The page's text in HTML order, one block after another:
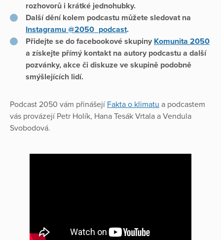
rozhovorů i krátké jednohubky.
Další dění kolem podcastu můžete sledovat na
Instagramu @2050_podcast.
Přidejte se do facebookové skupiny Komunita 2050
a získejte přímý kontakt na autory podcastu a další
pozvánky, akce či diskuze ve skupině podobně
smýšlejících lidí.
Podcast 2050 vám přinášejí Fakta o klimatu a podcastem
vás provázejí Petr Holík, Hana Tesák Vrtala a Vendula
Svobodová.